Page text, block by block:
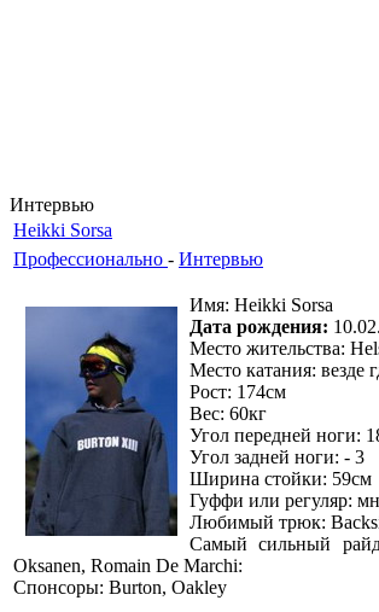
Интервью
Heikki Sorsa
Профессионально - Интервью
Имя: Heikki Sorsa
Дата рождения:
Место жительства:
Место катания: везде
Рост: 174см
Вес: 60кг
Угол передней ноги:
Угол задней ноги: - 3
Ширина стойки: 59см
Гуффи или регуляр:
Любимый трюк:
Самый сильный
Oksanen, Romain De Marchi:
Спонсоры: Burton, Oakley